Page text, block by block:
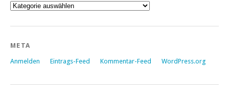
Kategorien
META
Anmelden Eintrags-Feed Kommentar-Feed WordPress.org